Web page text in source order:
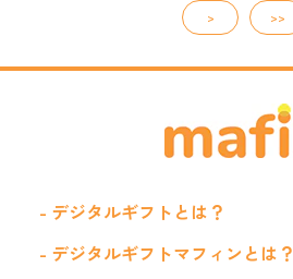
> >>
- デジタルギフトとは？
- デジタルギフトマフィンとは？